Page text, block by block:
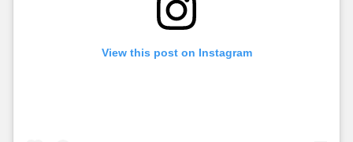
View this post on Instagram